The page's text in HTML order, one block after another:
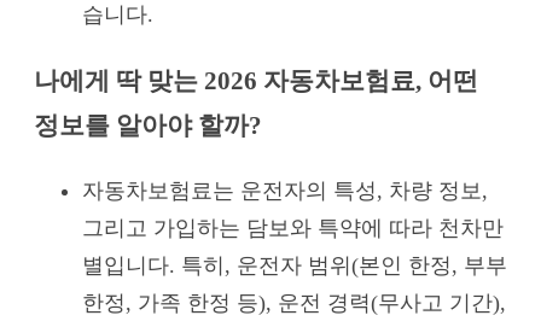
습니다.
나에게 딱 맞는 2026 자동차보험료, 어떤
정보를 알아야 할까?
자동차보험료는 운전자의 특성, 차량 정보,
그리고 가입하는 담보와 특약에 따라 천차만
별입니다. 특히, 운전자 범위(본인 한정, 부부
한정, 가족 한정 등), 운전 경력(무사고 기간),